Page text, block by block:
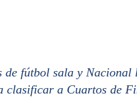
de fútbol sala y
clasificar a Cuartos de